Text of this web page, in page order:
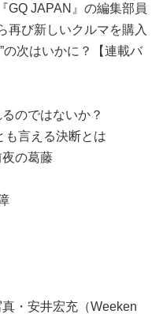
GQ JAPAN』の編集部員
再び新しいクルマを購入
の次はいかに？【連載バ
のではないか？
も言える決断とは
の葛藤
・安井宏充（Weeken